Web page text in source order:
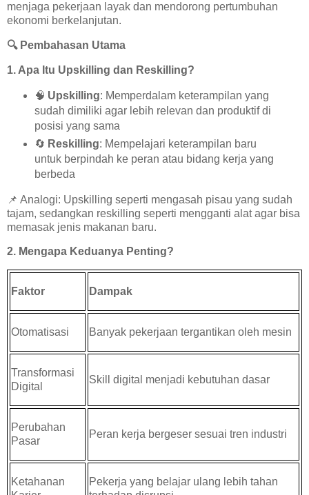
menjaga pekerjaan layak dan mendorong pertumbuhan
ekonomi berkelanjutan.
🔍Pembahasan Utama
1. Apa Itu Upskilling dan Reskilling?
🧠 Upskilling: Memperdalam keterampilan yang
sudah dimiliki agar lebih relevan dan produktif di
posisi yang sama
🔄 Reskilling: Mempelajari keterampilan baru
untuk berpindah ke peran atau bidang kerja yang
berbeda
📌 Analogi: Upskilling seperti mengasah pisau yang sudah
tajam, sedangkan reskilling seperti mengganti alat agar bisa
memasak jenis makanan baru.
2. Mengapa Keduanya Penting?
Faktor Dampak
Otomatisasi Banyak pekerjaan tergantikan oleh mesin
Transformasi
Digital
Skill digital menjadi kebutuhan dasar
Perubahan
Pasar
Peran kerja bergeser sesuai tren industri
Ketahanan
Pekerja yang belajar ulang lebih tahan